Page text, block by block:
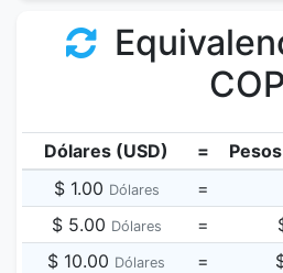
COP
Dólares (USD) =
$ 1.00 Dólares =
$ 5.00 Dólares =
$ 10.00 Dólares =